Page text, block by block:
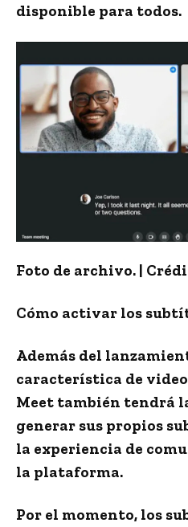
disponible para todos.
Foto de archivo. |
Cómo activar los
Además del
característica de
Meet también tendrá
generar sus propios
la experiencia de
la plataforma.
Por el momento, los